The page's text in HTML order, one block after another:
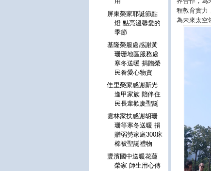
程教育實力
為未來太空
屏東榮家耶誕節點
燈 點亮溫馨愛的
季節
基隆榮服處感謝黃
珊珊地區服務處
寒冬送暖 捐贈榮
民眷愛心物資
佳里榮家感謝新光
逢甲家族 陪伴住
民長輩歡慶聖誕
雲林家扶感謝胡珊
珊等寒冬送暖 捐
贈弱勢家庭300床
棉被聖誕禮物
豐濱國中送暖花蓮
榮家 師生用心傳